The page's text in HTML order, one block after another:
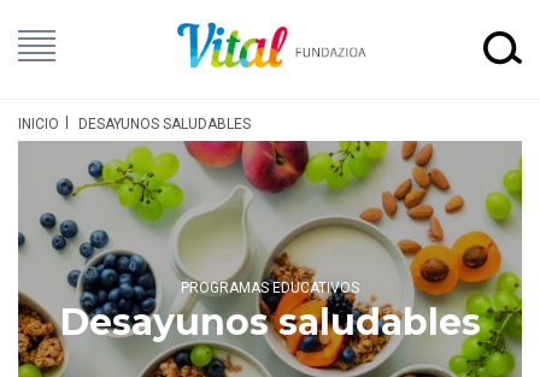
INICIO DESAYUNOS SALUDABLES
Desayunos saludables
PROGRAMAS EDUCATIVOS